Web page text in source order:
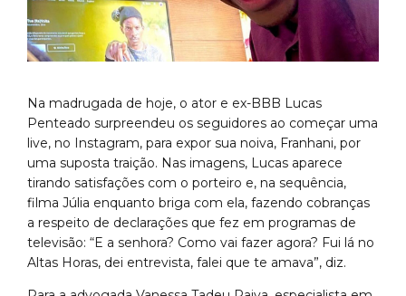
Na madrugada de hoje, o ator e ex-BBB Lucas
Penteado surpreendeu os seguidores ao começar uma
live, no Instagram, para expor sua noiva, Franhani, por
uma suposta traição. Nas imagens, Lucas aparece
tirando satisfações com o porteiro e, na sequência,
filma Júlia enquanto briga com ela, fazendo cobranças
a respeito de declarações que fez em programas de
televisão: “E a senhora? Como vai fazer agora? Fui lá no
Altas Horas, dei entrevista, falei que te amava”, diz.